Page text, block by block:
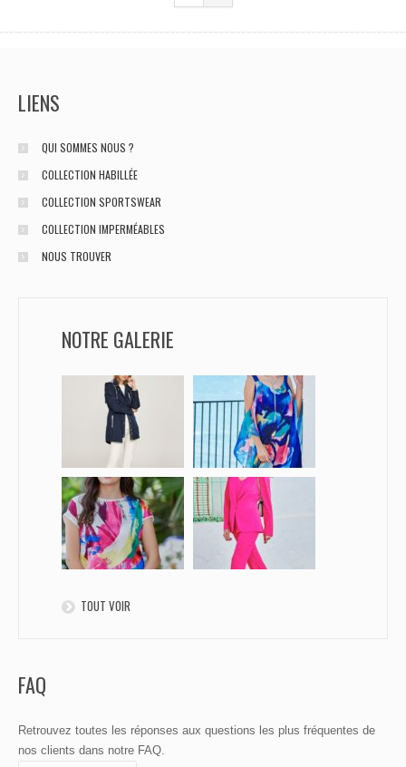
LIENS
QUI SOMMES NOUS ?
COLLECTION HABILLÉE
COLLECTION SPORTSWEAR
COLLECTION IMPERMÉABLES
NOUS TROUVER
NOTRE GALERIE
TOUT VOIR
FAQ
Retrouvez toutes les réponses aux questions les plus fréquentes de
nos clients dans notre FAQ.